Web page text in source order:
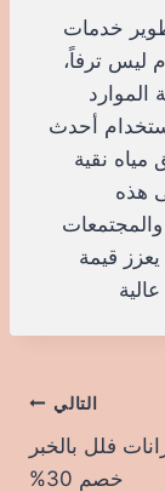
خدمات
ليس ترفاً،
أحدث
مياه نقية
هذه
قيمة
التالي
فلل بالخبر
خصم 30%